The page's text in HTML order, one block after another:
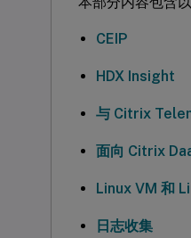
CEIP
HDX Insight
与 Citrix
面向 Citrix
Linux VM 和
日志收集